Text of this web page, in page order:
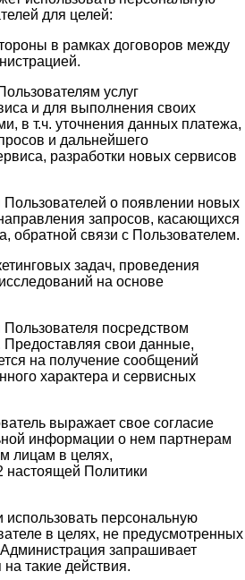
для целей:
в рамках договоров между
услуг
и для выполнения своих
в т.ч. уточнения данных платежа,
и дальнейшего
разработки новых сервисов
о появлении новых
запросов, касающихся
обратной связи с Пользователем.
задач, проведения
на основе
посредством
Предоставляя свои данные,
на получение сообщений
характера и сервисных
выражает свое согласие
информации о нем партнерам
лицам в целях,
настоящей Политики
персональную
в целях, не предусмотренных
запрашивает
такие действия.